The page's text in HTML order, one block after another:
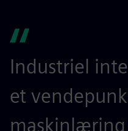
Industriel
et
maskinlæring